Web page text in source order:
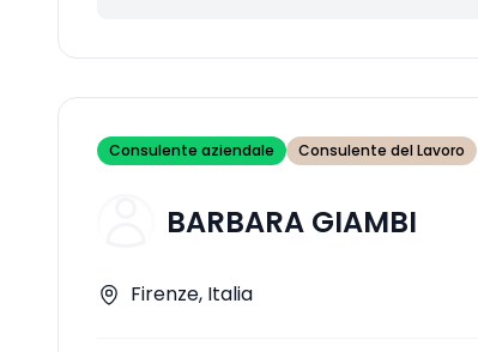
Consulente aziendale Consulente del Lavoro
BARBARA GIAMBI
Firenze, Italia